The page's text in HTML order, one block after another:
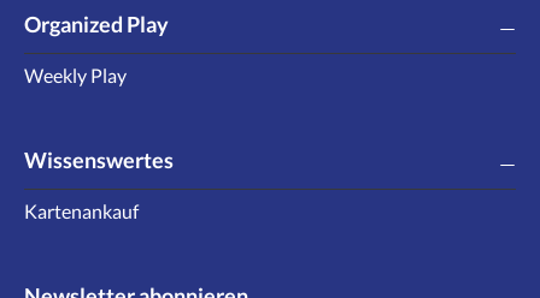
Organized Play
Weekly Play
Wissenswertes
Kartenankauf